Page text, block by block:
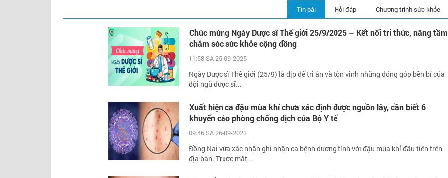
Chương trình sức khỏe
Hỏi đáp
Tin bài
Chúc mừng Ngày Dược sĩ Thế giới 25/9/2025 – Kết nối tri thức, nâng tầm
chăm sóc sức khỏe cộng đồng
11:58 SA 25-09-2025
Ngày Dược sĩ Thế giới (25/9) là dịp để tri ân và tôn vinh những đóng góp bền bỉ của
đội ngũ dược sĩ...
Xuất hiện ca đậu mùa khỉ chưa xác định được nguồn lây, cần biết 6
khuyến cáo phòng chống dịch của Bộ Y tế
09:46 SA 26-09-2023
Đồng Nai vừa xác nhận ghi nhận ca bệnh dương tính với đậu mùa khỉ đầu tiên trên
địa bàn. Trước mắt...